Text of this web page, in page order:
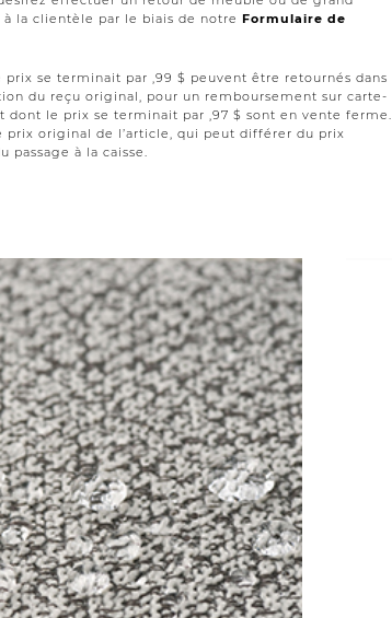
la clientèle par le biais de notre Formulaire de
se terminait par ,99 $ peuvent être retournés dans
du reçu original, pour un remboursement sur carte-
dont le prix se terminait par ,97 $ sont en vente ferme.
prix original de l’article, qui peut différer du prix
passage à la caisse.